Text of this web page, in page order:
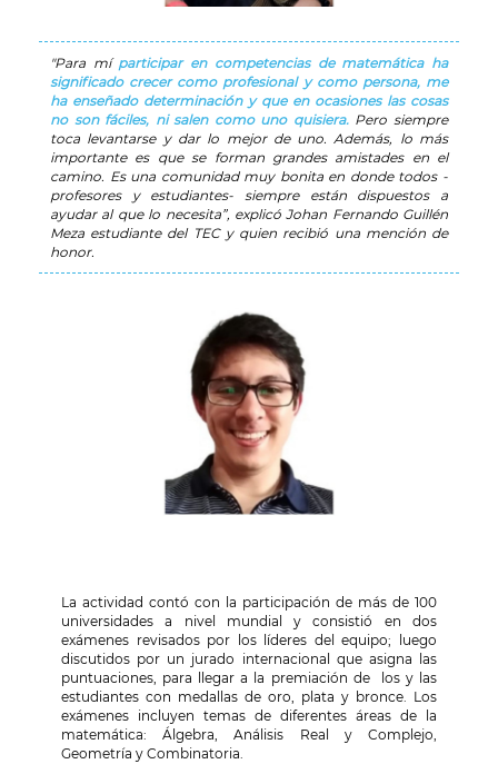
"Para míparticipar en competencias de matemática ha
significado crecer como profesional y como persona, me
ha enseñado determinación y que en ocasiones las cosas
no son fáciles, ni salen como uno quisiera. Pero siempre
toca levantarse y dar lo mejor de uno. Además, lo más
importante es que se forman grandes amistades en el
camino. Es una comunidad muy bonita en donde todos -
profesores y estudiantes- siempre están dispuestos a
ayudar al que lo necesita”, explicó Johan Fernando Guillén
Meza estudiante del TEC y quien recibió una mención de
honor.
La actividad contó con la participación de más de 100
universidades a nivel mundial y consistió en dos
exámenes revisados por los líderes del equipo; luego
discutidos por un jurado internacional que asigna las
puntuaciones, para llegar a la premiación de los y las
estudiantes con medallas de oro, plata y bronce. Los
exámenes incluyen temas de diferentes áreas de la
matemática: Álgebra, Análisis Real y Complejo,
Geometría y Combinatoria.